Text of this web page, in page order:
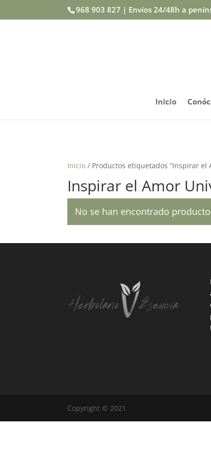
968 903 827 | Envíos 24/48h a
Inicio
Inicio / Productos etiquetados “Inspirar el
Inspirar el Amor
No se han encontrado
Copyright © 2021